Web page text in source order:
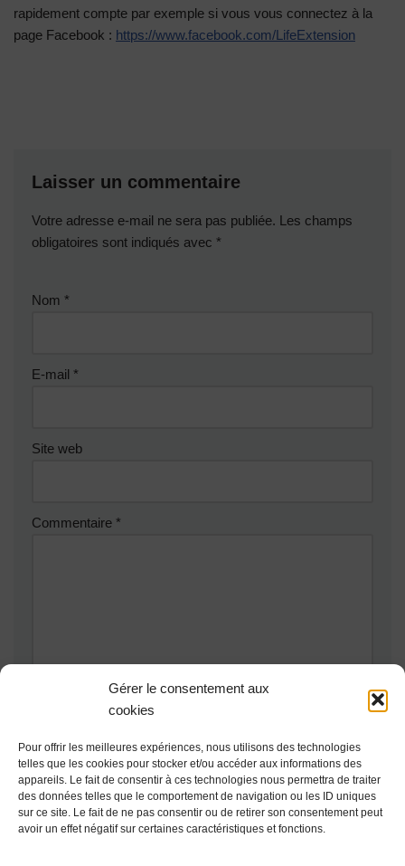
Gérer le consentement aux
cookies
Pour offrir les meilleures expériences, nous utilisons des technologies
telles que les cookies pour stocker et/ou accéder aux informations des
appareils. Le fait de consentir à ces technologies nous permettra de traiter
des données telles que le comportement de navigation ou les ID uniques
sur ce site. Le fait de ne pas consentir ou de retirer son consentement peut
avoir un effet négatif sur certaines caractéristiques et fonctions.
rapidement compte par exemple si vous vous connectez à la
page Facebook : https://www.facebook.com/LifeExtension
Laisser un commentaire
Votre adresse e-mail ne sera pas publiée. Les champs
obligatoires sont indiqués avec *
Nom *
E-mail *
Site web
Commentaire *
Ce site utilise Akismet pour réduire les indésirables.En savoir
plus sur la façon dont les données de vos commentaires sont